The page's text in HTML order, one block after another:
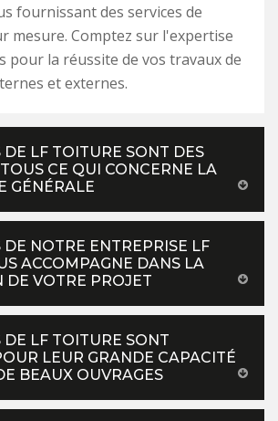
fournissant des services de
mesure. Comptez sur l'expertise
pour la réussite de vos travaux de
et externes.
DE LF TOITURE SONT DES
CE QUI CONCERNE LA
GÉNÉRALE
DE NOTRE ENTREPRISE LF
ACCOMPAGNE DANS LA
DE VOTRE PROJET
DE LF TOITURE SONT
LEUR GRANDE CAPACITÉ
BEAUX OUVRAGES